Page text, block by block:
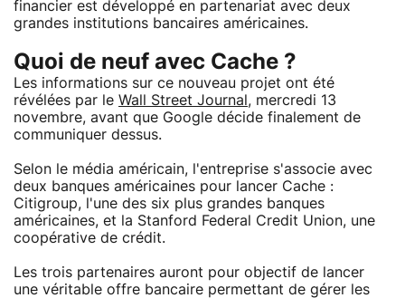
financier est développé en partenariat avec deux
grandes institutions bancaires américaines.
Quoi de neuf avec Cache ?
Les informations sur ce nouveau projet ont été
révélées par le Wall Street Journal , mercredi 13
novembre, avant que Google décide finalement de
communiquer dessus.
Selon le média américain, l'entreprise s'associe avec
deux banques américaines pour lancer Cache :
Citigroup, l'une des six plus grandes banques
américaines, et la Stanford Federal Credit Union, une
coopérative de crédit.
Les trois partenaires auront pour objectif de lancer
une véritable offre bancaire permettant de gérer les